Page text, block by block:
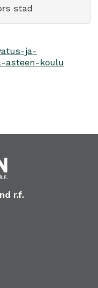
stad
ja-
asteen-koulu
r.f.